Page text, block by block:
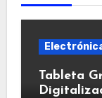
Tableta